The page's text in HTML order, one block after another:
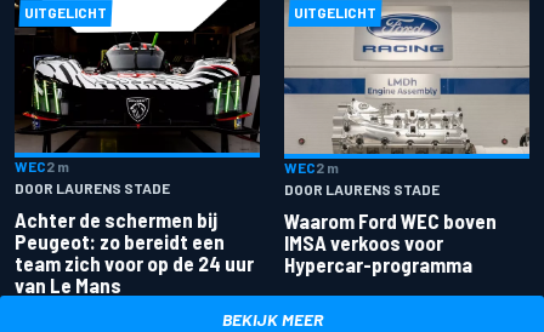
UITGELICHT
WEC2 m
DOOR LAURENS STADE
Achter de schermen bij
Peugeot: zo bereidt een
team zich voor op de 24 uur
van Le Mans
UITGELICHT
WEC2 m
DOOR LAURENS STADE
Waarom Ford WEC boven
IMSA verkoos voor
Hypercar-programma
BEKIJK MEER